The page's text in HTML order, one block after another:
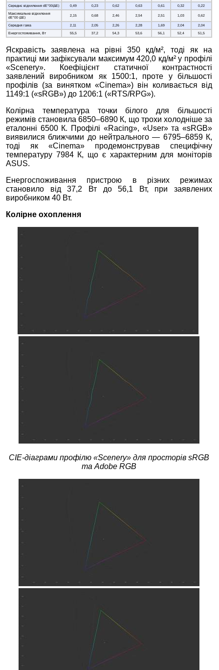
Середнє відхилення dE*00(∆E)
0,49 0,23 0,62 0,63 0,61 0,32
0,22
Максимальне відхилення
dE*00 (∆E)
2,15 0,68 2,46 2,54 2,51 1,03 0,62
Середня гама 2,11 2,05 2,26 2,28 1,69 2,04
2,04
Енергоспоживання, Вт
55,5 37,2 54,3 53,6 56,1 52,4 51,5
Яскравість заявлена на рівні 350 кд/м², тоді як на
практиці ми зафіксували максимум 420,0 кд/м² у профілі
«Scenery». Коефіцієнт статичної контрастності
заявлений виробником як 1500:1, проте у більшості
профілів (за винятком «Cinema») він коливається від
1149:1 («sRGB») до 1206:1 («RTS/RPG»).
Колірна температура точки білого для більшості
режимів становила 6850–6890 К, що трохи холодніше за
еталонні 6500 К. Профілі «Racing», «User» та «sRGB»
виявилися ближчими до нейтрального — 6795–6859 К,
тоді як «Cinema» продемонстрував специфічну
температуру 7984 К, що є характерним для моніторів
ASUS.
Енергоспоживання пристрою в різних режимах
становило від 37,2 Вт до 56,1 Вт, при заявлених
виробником 40 Вт.
Колірне охоплення
CIE-діаграми профілю «Scenery» для просторів sRGB
та Adobe RGB